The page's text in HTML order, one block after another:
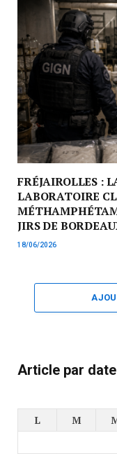
FRÉJAIROLLES :
LABORATOIRE
JIRS DE
18/06/2026
Article par date
L
M